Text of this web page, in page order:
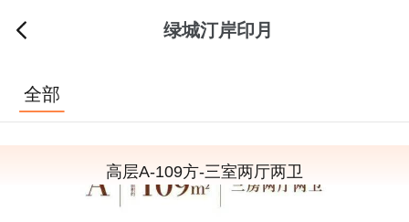
绿城汀岸印月
全部
高层A-109方-三室两厅两卫